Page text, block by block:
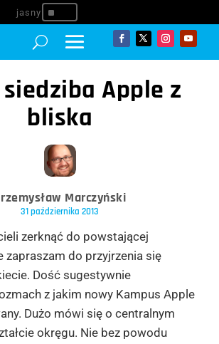
^
Apple z
bliska
Marczyński
31 października 2013
zerknąć do powstającej
zapraszam do przyjrzenia się
Dość sugestywnie
z jakim nowy Kampus Apple
Dużo mówi się o centralnym
okręgu. Nie bez powodu